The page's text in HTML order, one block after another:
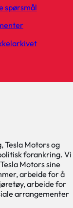
Tesla Motors og
forankring. Vi
Motors sine
arbeide for å
arbeide for
arrangementer
spørsmål